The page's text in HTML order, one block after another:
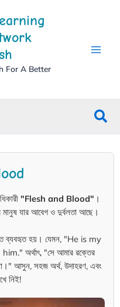
For A Better
"Flesh and Blood" ।
যার আবেগ ও দুর্বলতা আছে।
ব্যবহৃত হয়। যেমন, "He is my
অর্থাৎ, "সে আমার রক্তের
না।" আসুন, সহজ অর্থ, উদাহরণ, এবং
নিই!